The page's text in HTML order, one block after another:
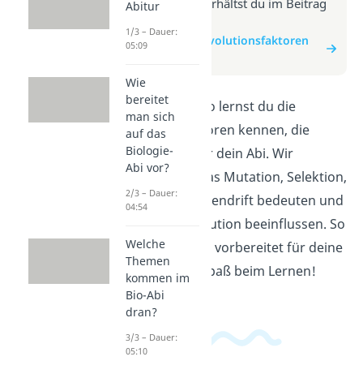
Weitere Infos erhältst du im Beitrag
zum Beitrag: Evolutionsfaktoren
In diesem Video lernst du die
Evolutionsfaktoren kennen, die
wichtig sind für dein Abi. Wir
erklären dir, was Mutation, Selektion,
Isolation und Gendrift bedeuten und
wie sie die Evolution beeinflussen. So
bist du bestens vorbereitet für deine
Prüfung. Viel Spaß beim Lernen!
Abitur
1/3 – Dauer:
05:09
Wie
bereitet
man sich
auf das
Biologie-
Abi vor?
2/3 – Dauer:
04:54
Welche
Themen
kommen im
Bio-Abi
dran?
3/3 – Dauer:
05:10